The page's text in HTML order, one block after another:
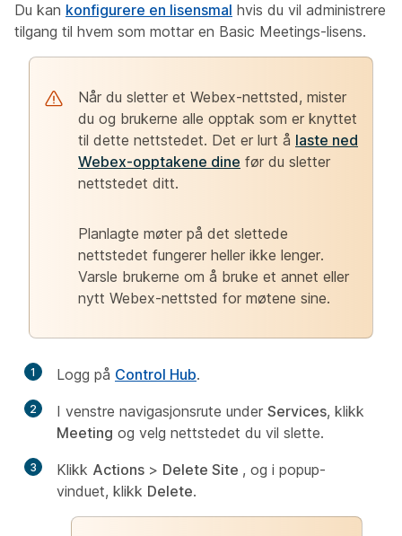
Du kan konfigurere en lisensmal hvis du vil administrere
tilgang til hvem som mottar en Basic Meetings-lisens.
Når du sletter et Webex-nettsted, mister
du og brukerne alle opptak som er knyttet
til dette nettstedet. Det er lurt å laste ned
Webex-opptakene dine før du sletter
nettstedet ditt.
Planlagte møter på det slettede
nettstedet fungerer heller ikke lenger.
Varsle brukerne om å bruke et annet eller
nytt Webex-nettsted for møtene sine.
1 Logg på Control Hub.
2 I venstre navigasjonsrute under Services, klikk
Meeting og velg nettstedet du vil slette.
3 Klikk Actions > Delete Site , og i popup-
vinduet, klikk Delete.